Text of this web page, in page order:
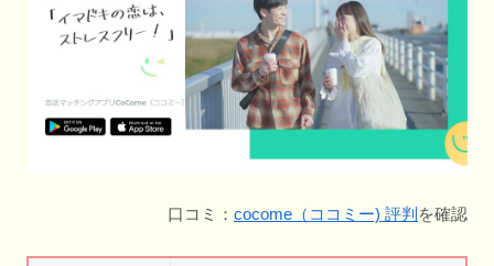
口コミ： cocome（ココミー) 評判 を確認